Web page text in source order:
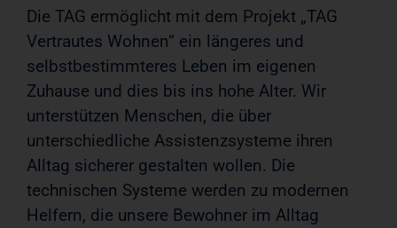
Die TAG ermöglicht mit dem Projekt „TAG
Vertrautes Wohnen“ ein längeres und
selbstbestimmteres Leben im eigenen
Zuhause und dies bis ins hohe Alter. Wir
unterstützen Menschen, die über
unterschiedliche Assistenzsysteme ihren
Alltag sicherer gestalten wollen. Die
technischen Systeme werden zu modernen
Helfern, die unsere Bewohner im Alltag